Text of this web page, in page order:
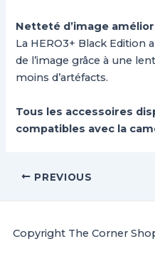
Netteté d’image
La HERO3+ Black Edition
de l’image grâce à une
moins d’artéfacts.
Tous les accessoires
compatibles avec la
PREVIOUS
Copyright The Corner